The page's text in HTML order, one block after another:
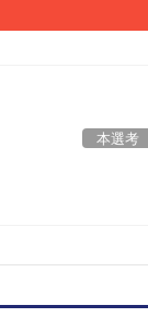
本選考